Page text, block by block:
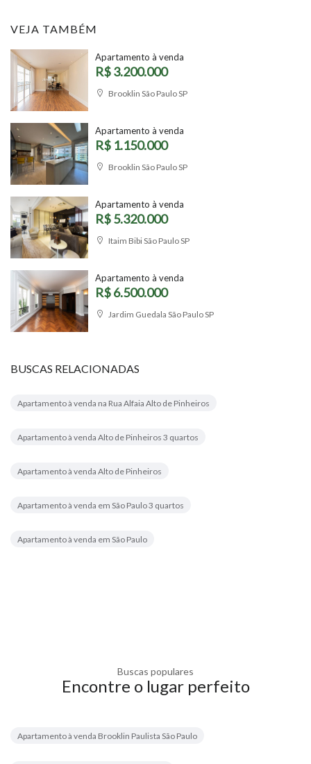
VEJA TAMBÉM
Apartamento à venda
R$ 3.200.000
Brooklin São Paulo SP
Apartamento à venda
R$ 1.150.000
Brooklin São Paulo SP
Apartamento à venda
R$ 5.320.000
Itaim Bibi São Paulo SP
Apartamento à venda
R$ 6.500.000
Jardim Guedala São Paulo SP
BUSCAS RELACIONADAS
Apartamento à venda na Rua Alfaia Alto de Pinheiros
Apartamento à venda Alto de Pinheiros 3 quartos
Apartamento à venda Alto de Pinheiros
Apartamento à venda em São Paulo 3 quartos
Apartamento à venda em São Paulo
Buscas populares
Encontre o lugar perfeito
Apartamento à venda Brooklin Paulista São Paulo